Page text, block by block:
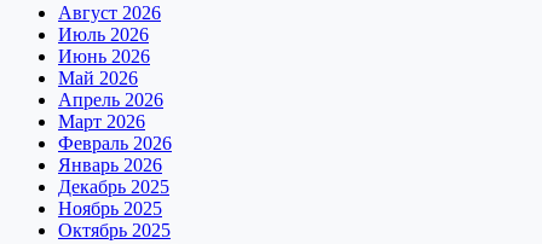
Август 2026
Июль 2026
Июнь 2026
Май 2026
Апрель 2026
Март 2026
Февраль 2026
Январь 2026
Декабрь 2025
Ноябрь 2025
Октябрь 2025